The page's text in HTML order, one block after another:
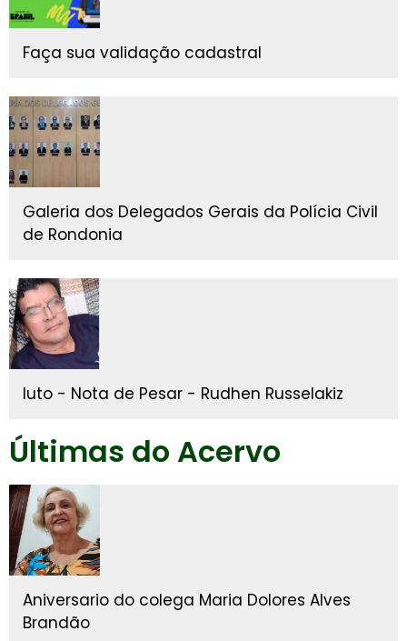
Faça sua validação cadastral
Galeria dos Delegados Gerais da Polícia Civil
de Rondonia
luto - Nota de Pesar - Rudhen Russelakiz
Últimas do Acervo
Aniversario do colega Maria Dolores Alves
Brandão